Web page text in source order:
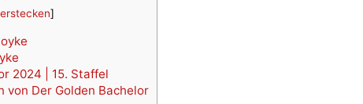
]
2024 | 15. Staffel
von Der Golden Bachelor